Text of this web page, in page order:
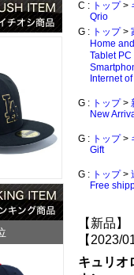
C : トップ>
Qrio
G : トップ>
Home and
Tablet PC
Internet of
G : トップ>
New
G : トップ>
Gift
G : トップ>
Free
【新品】
【2023/
キュリオ